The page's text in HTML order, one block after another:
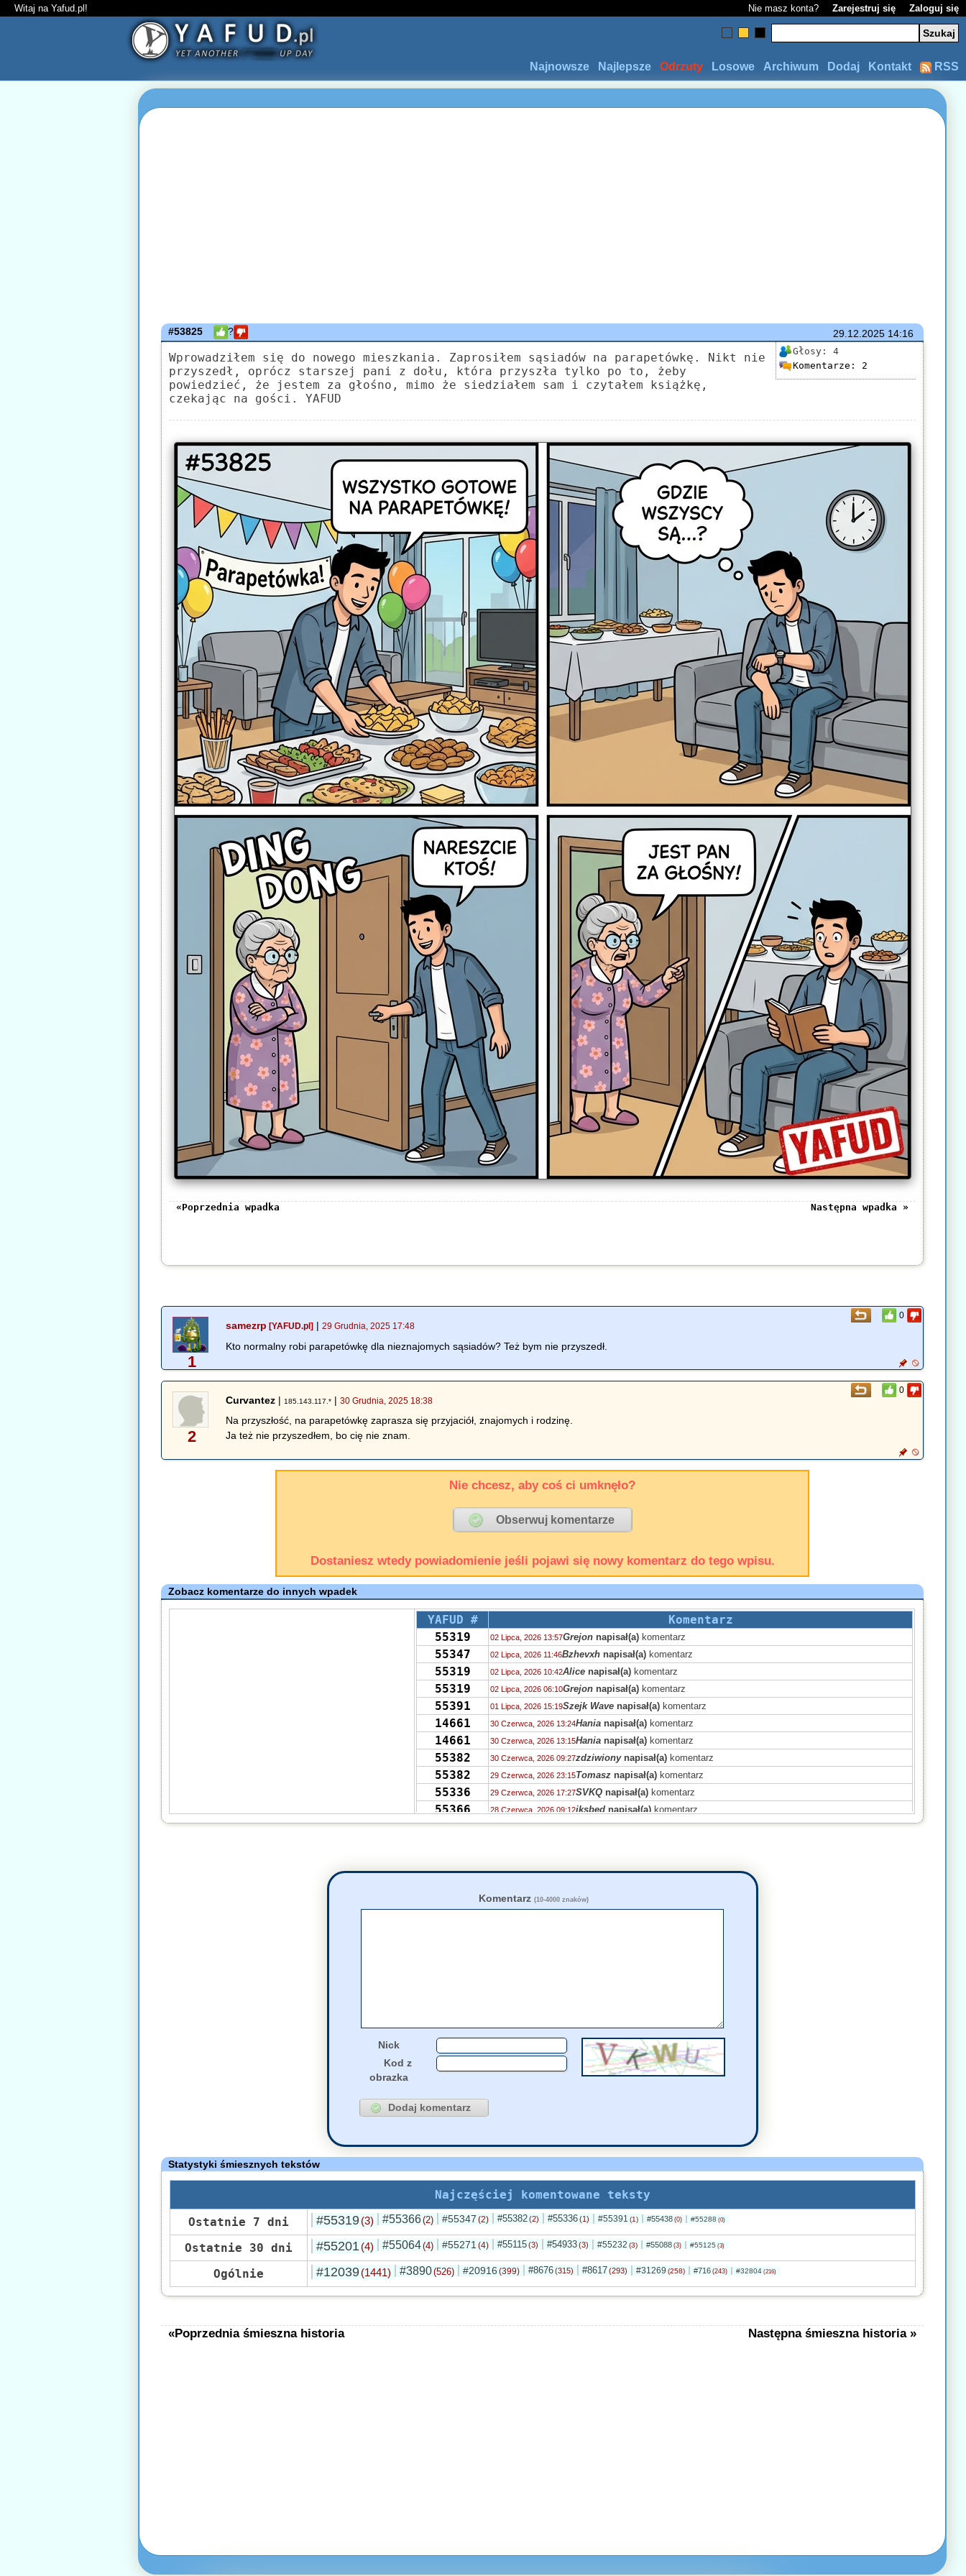
Witaj na Yafud.pl! Nie masz konta? Zarejestruj się Zaloguj się
RSS
Kontakt
Dodaj
Archiwum
Losowe
Odrzuty
Najlepsze
Najnowsze
29.12.202514:16
#53825 ?
Głosy: 4
Komentarze: 2
Wprowadziłem się do nowego mieszkania. Zaprosiłem sąsiadów na parapetówkę. Nikt nie
przyszedł, oprócz starszej pani z dołu, która przyszła tylko po to, żeby
powiedzieć, że jestem za głośno, mimo że siedziałem sam i czytałem książkę,
czekając na gości. YAFUD
«Poprzednia wpadka Następna wpadka »
0
1
samezrp [YAFUD.pl] |29 Grudnia, 2025 17:48
Kto normalny robi parapetówkę dla nieznajomych sąsiadów? Też bym nie przyszedł.
0
2
Curvantez | 185.143.117.* |30 Grudnia, 2025 18:38
Na przyszłość, na parapetówkę zaprasza się przyjaciół, znajomych i rodzinę.
Ja też nie przyszedłem, bo cię nie znam.
Nie chcesz, aby coś ci umknęło?
Dostaniesz wtedy powiadomienie jeśli pojawi się nowy komentarz do tego wpisu.
Zobacz komentarze do innych wpadek
YAFUD #
Komentarz
55319
02 Lipca, 2026 13:57Grejon napisał(a) komentarz
55347 02 Lipca, 2026 11:46Bzhevxh napisał(a) komentarz
55319 02 Lipca, 2026 10:42Alice napisał(a) komentarz
55319 02 Lipca, 2026 06:10Grejon napisał(a) komentarz
55391 01 Lipca, 2026 15:19Szejk Wave napisał(a) komentarz
14661 30 Czerwca, 2026 13:24Hania napisał(a) komentarz
14661 30 Czerwca, 2026 13:15Hania napisał(a) komentarz
55382 30 Czerwca, 2026 09:27zdziwionynapisał(a) komentarz
55382 29 Czerwca, 2026 23:15Tomasz napisał(a) komentarz
55336 29 Czerwca, 2026 17:27SVKQ napisał(a) komentarz
55366 28 Czerwca, 2026 09:12iksbed napisał(a) komentarz
55366 28 Czerwca, 2026 00:29Xnapisał(a)komentarz
TRASH
27 Czerwca, 2026 08:56Grejon
Komentarz (10-4000 znaków)
Nick
Kod z
obrazka
Statystyki śmiesznych tekstów
Najczęściej komentowane teksty
Ostatnie 7 dni
#55319 (3) #55366(2) #55347 (2) #55382 (2) #55336 (1) #55391 (1) #55438 (0) #55288 (0)
Ostatnie 30 dni #55201 (4) #55064(4) #55271 (4) #55115 (3) #54933 (3) #55232 (3) #55088 (3) #55125 (3)
Ogólnie #12039 (1441) #3890(526) #20916 (399) #8676 (315) #8617 (293) #31269 (258) #716 (243) #32804 (216)
«Poprzednia śmieszna historia Następna śmieszna historia »